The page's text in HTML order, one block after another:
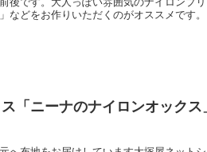
などをお作りいただくのがオススメです
「ニーナのナイロンオック